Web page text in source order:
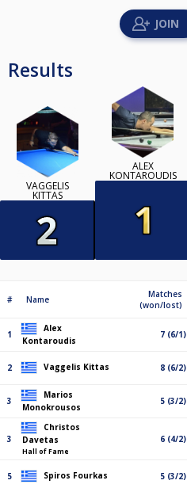
Results
VAGGELIS
KITTAS
ALEX
KONTAROUDIS
# Name
Matches
(won/lost)
1
Alex
Kontaroudis
7 (6/1)
2 Vaggelis Kittas 8 (6/2)
3
Marios
Monokrousos
5 (3/2)
3
Christos
Davetas
Hall of Fame
6 (4/2)
5 Spiros Fourkas 5 (3/2)